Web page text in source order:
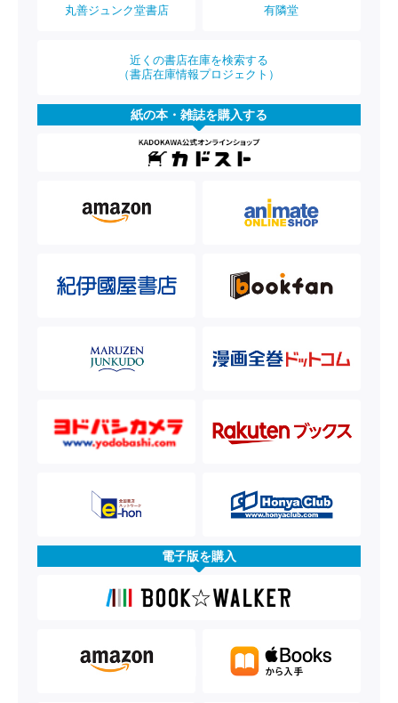
丸善ジュンク堂書店 有隣堂
近くの書店在庫を検索する
（書店在庫情報プロジェクト）
紙の本・雑誌を購入する
電子版を購入